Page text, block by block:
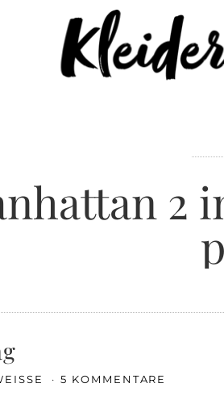
2
5 KOMMENTARE